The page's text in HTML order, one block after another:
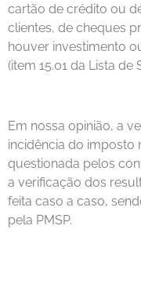
cartão de crédito ou
clientes, de cheques
houver investimento
(item 15.01 da Lista de
Em nossa opinião, a
incidência do imposto
questionada pelos
a verificação dos
feita caso a caso,
pela PMSP.